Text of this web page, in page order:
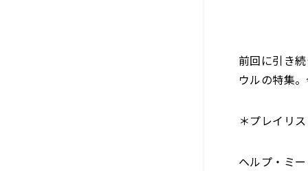
前回に引き
ウルの特集
＊プレイリ
ヘルプ・ミ